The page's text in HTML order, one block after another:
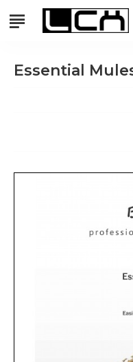
Essential